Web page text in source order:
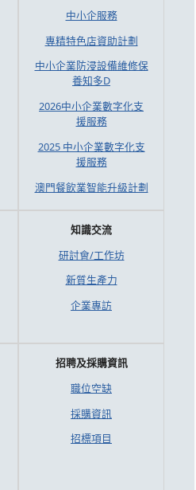
中小企服務
專精特色店資助計劃
中小企業防浸設備維修保
養知多D
2026中小企業數字化支
援服務
2025 中小企業數字化支
援服務
澳門餐飲業智能升級計劃
知識交流
研討會/工作坊
新質生產力
企業專訪
招聘及採購資訊
職位空缺
採購資訊
招標項目